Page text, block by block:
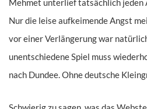
Mehmet unterlief tatsächlich jeden
Nur die leise aufkeimende Angst
vor einer Verlängerung war
unentschiedene Spiel muss
nach Dundee. Ohne deutsche